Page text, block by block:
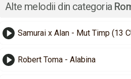
Alte melodii din categoria
Samurai x Alan - Mut Timp (13
Robert Toma - Alabina